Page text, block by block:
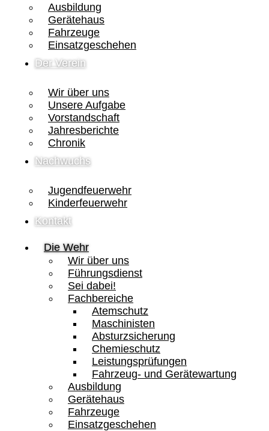
Ausbildung
Gerätehaus
Fahrzeuge
Einsatzgeschehen
Der Verein
Wir über uns
Unsere Aufgabe
Vorstandschaft
Jahresberichte
Chronik
Nachwuchs
Jugendfeuerwehr
Kinderfeuerwehr
Kontakt
Die Wehr
Wir über uns
Führungsdienst
Sei dabei!
Fachbereiche
Atemschutz
Maschinisten
Absturzsicherung
Chemieschutz
Leistungsprüfungen
Fahrzeug- und Gerätewartung
Ausbildung
Gerätehaus
Fahrzeuge
Einsatzgeschehen